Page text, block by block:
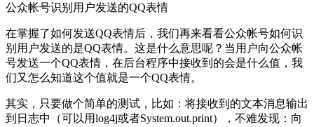
公众帐号识别用户发送的QQ表情
在掌握了如何发送QQ表情后，我们再来看看公众帐号如何识
别用户发送的是QQ表情。这是什么意思呢？当用户向公众帐
号发送一个QQ表情，在后台程序中接收到的会是什么值，我
们又怎么知道这个值就是一个QQ表情。
其实，只要做个简单的测试，比如：将接收到的文本消息输出
到日志中（可以用log4j或者System.out.print），不难发现：向